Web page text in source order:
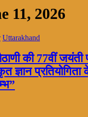
11, 2026
Uttarakhand
की 77वीं जयंती
प्रतियोगिता